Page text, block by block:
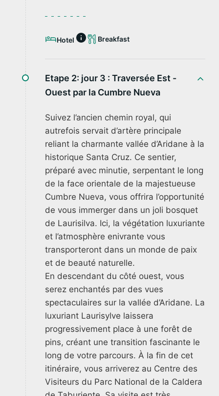
Hotel Breakfast
Etape 2: jour 3 : Traversée Est -
Ouest par la Cumbre Nueva
Suivez l’ancien chemin royal, qui
autrefois servait d’artère principale
reliant la charmante vallée d’Aridane à la
historique Santa Cruz. Ce sentier,
préparé avec minutie, serpentant le long
de la face orientale de la majestueuse
Cumbre Nueva, vous offrira l’opportunité
de vous immerger dans un joli bosquet
de Laurisilva. Ici, la végétation luxuriante
et l’atmosphère enivrante vous
transporteront dans un monde de paix
et de beauté naturelle.
En descendant du côté ouest, vous
serez enchantés par des vues
spectaculaires sur la vallée d’Aridane. La
luxuriant Laurisylve laissera
progressivement place à une forêt de
pins, créant une transition fascinante le
long de votre parcours. À la fin de cet
itinéraire, vous arriverez au Centre des
Visiteurs du Parc National de la Caldera